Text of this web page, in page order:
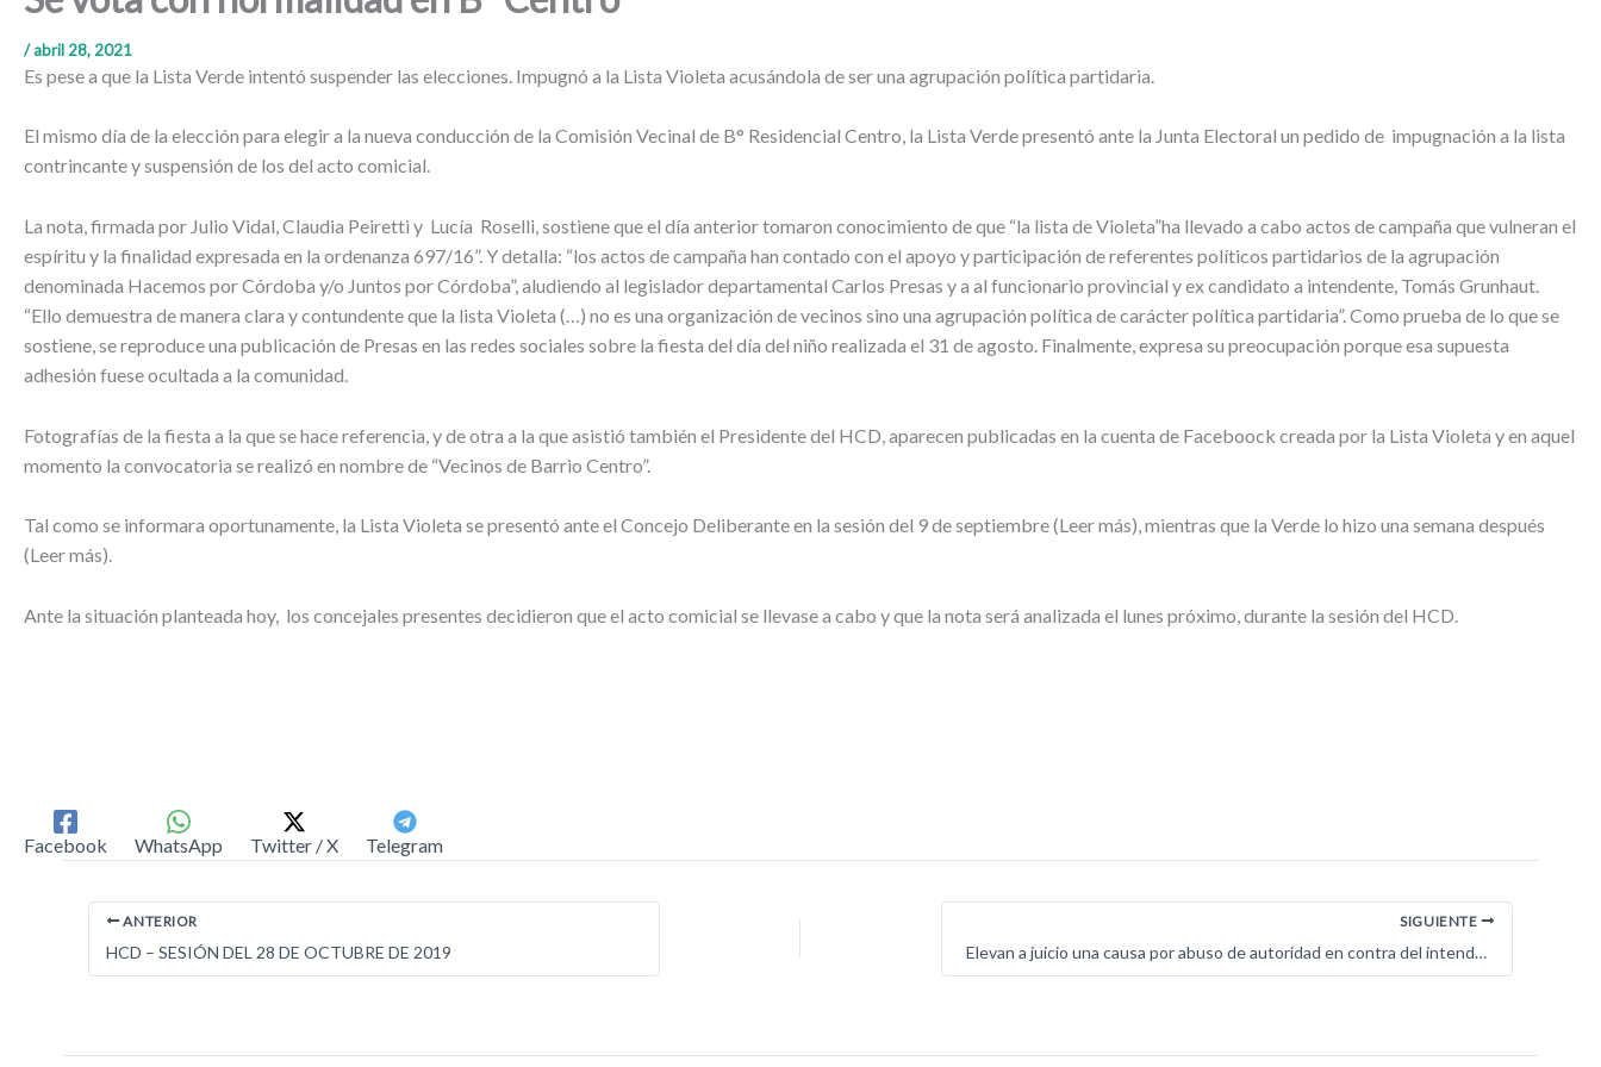
/abril 28, 2021
Es pese a que la Lista Verde intentó suspender las elecciones. Impugnó a la Lista Violeta acusándola de ser una agrupación política partidaria.
El mismo día de la elección para elegir a la nueva conducción de la Comisión Vecinal de B° Residencial Centro, la Lista Verde presentó ante la Junta Electoral un pedido de impugnación a la lista
contrincante y suspensión de los del acto comicial.
La nota, firmada por Julio Vidal, Claudia Peiretti y Lucía Roselli, sostiene que el día anterior tomaron conocimiento de que “la lista de Violeta”ha llevado a cabo actos de campaña que vulneran el
espíritu y la finalidad expresada en la ordenanza 697/16”. Y detalla: “los actos de campaña han contado con el apoyo y participación de referentes políticos partidarios de la agrupación
denominada Hacemos por Córdoba y/o Juntos por Córdoba”, aludiendo al legislador departamental Carlos Presas y a al funcionario provincial y ex candidato a intendente, Tomás Grunhaut.
“Ello demuestra de manera clara y contundente que la lista Violeta (…) no es una organización de vecinos sino una agrupación política de carácter política partidaria”. Como prueba de lo que se
sostiene, se reproduce una publicación de Presas en las redes sociales sobre la fiesta del día del niño realizada el 31 de agosto. Finalmente, expresa su preocupación porque esa supuesta
adhesión fuese ocultada a la comunidad.
Fotografías de la fiesta a la que se hace referencia, y de otra a la que asistió también el Presidente del HCD, aparecen publicadas en la cuenta de Faceboock creada por la Lista Violeta y en aquel
momento la convocatoria se realizó en nombre de “Vecinos de Barrio Centro”.
Tal como se informara oportunamente, la Lista Violeta se presentó ante el Concejo Deliberante en la sesión del 9 de septiembre (Leer más), mientras que la Verde lo hizo una semana después
(Leer más).
Ante la situación planteada hoy, los concejales presentes decidieron que el acto comicial se llevase a cabo y que la nota será analizada el lunes próximo, durante la sesión del HCD.
Facebook WhatsApp Twitter / X Telegram
ANTERIOR
HCD – SESIÓN DEL 28 DE OCTUBRE DE 2019
SIGUIENTE
Elevan a juicio una causa por abuso de autoridad en contra del intendente de Mendiolaza